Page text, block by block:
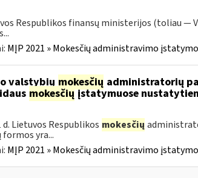
Respublikos finansų ministerijos (toliau —
MĮP 2021 » Mokesčių administravimo
valstybiųmokesčių administratorių
mokesčiųįstatymuose
Lietuvos Respublikos mokesčių
yra...
MĮP 2021 » Mokesčių administravimo